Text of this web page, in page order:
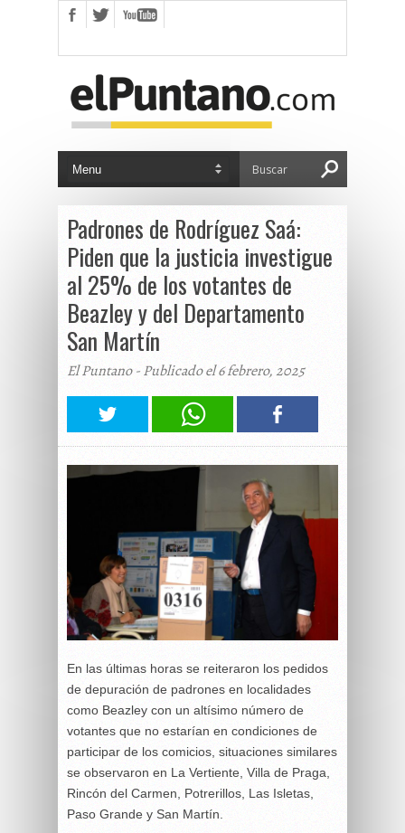
Padrones de Rodríguez Saá:
Piden que la justicia investigue
al 25% de los votantes de
Beazley y del Departamento
San Martín
El Puntano - Publicado el 6 febrero, 2025
En las últimas horas se reiteraron los pedidos
de depuración de padrones en localidades
como Beazley con un altísimo número de
votantes que no estarían en condiciones de
participar de los comicios, situaciones similares
se observaron en La Vertiente, Villa de Praga,
Rincón del Carmen, Potrerillos, Las Isletas,
Paso Grande y San Martín.